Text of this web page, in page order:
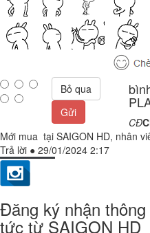
Bỏ qua
Gửi
CĐ
Mới mua tại SAIGON HD, nhân
Trả lời ● 29/01/2024 2:17
Đăng ký nhận
tức từ SAIGON HD